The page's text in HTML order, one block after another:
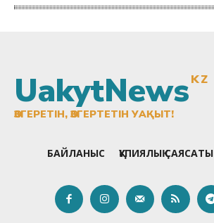
UakytNewsKZ
ӨЗГЕРЕТІН, ӨЗГЕРТЕТІН УАҚЫТ!
БАЙЛАНЫС ҚҰПИЯЛЫҚ САЯСАТЫ